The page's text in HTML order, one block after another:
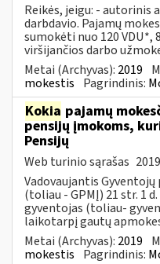
Reikės, jeigu: - autorinis
darbdavio. Pajamų
sumokėti nuo 120 VDU*,
viršijančios darbo
Metai (Archyvas): 2019
mokestis Pagrindinis:
Kokia pajamų
pensijų įmokoms,
Pensijų
Web turinio sąrašas
Vadovaujantis
(toliau - GPMĮ) 21 str. 1
gyventojas (toliau-
laikotarpį gautų
Metai (Archyvas): 2019
mokestis Pagrindinis: